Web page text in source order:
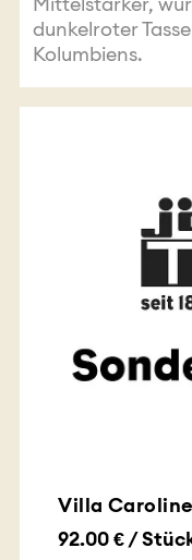
dunkelroter
Kolumbiens.
Villa
92.00 € /